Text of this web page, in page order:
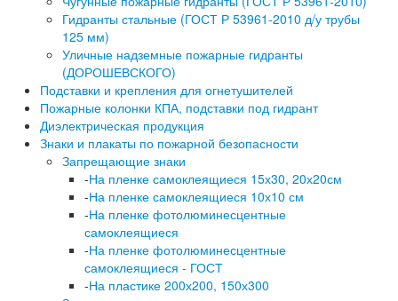
Гидранты стальные (ГОСТ Р 53961-2010 д/у трубы
125 мм)
Уличные надземные пожарные гидранты
(ДОРОШЕВСКОГО)
Подставки и крепления для огнетушителей
Пожарные колонки КПА, подставки под гидрант
Диэлектрическая продукция
Знаки и плакаты по пожарной безопасности
Запрещающие знаки
-На пленке самоклеящиеся 15х30, 20х20см
-На пленке самоклеящиеся 10х10 см
-На пленке фотолюминесцентные
самоклеящиеся
-На пленке фотолюминесцентные
самоклеящиеся - ГОСТ
-На пластике 200х200, 150х300